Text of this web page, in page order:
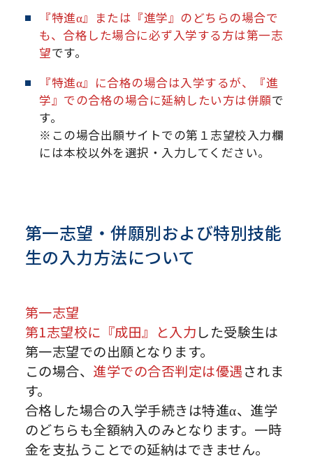
『特進α』または『進学』のどちらの場合で
も、合格した場合に必ず入学する方は第一志
望です。
『特進α』に合格の場合は入学するが、『進
学』での合格の場合に延納したい方は併願で
す。
※この場合出願サイトでの第１志望校入力欄
には本校以外を選択・入力してください。
第一志望・併願別および特別技能
生の入力方法について
第一志望
第1志望校に『成田』と入力した受験生は
第一志望での出願となります。
この場合、 進学での合否判定は優遇されま
す。
合格した場合の入学手続きは特進α、進学
のどちらも全額納入のみとなります。一時
金を支払うことでの延納はできません。